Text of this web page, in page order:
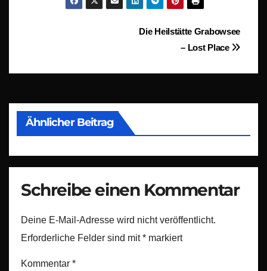
Beitragsnavigation
Die Heilstätte Grabowsee
– Lost Place
Ähnlicher Beitrag
Schreibe einen Kommentar
Deine E-Mail-Adresse wird nicht veröffentlicht.
Erforderliche Felder sind mit* markiert
Kommentar *